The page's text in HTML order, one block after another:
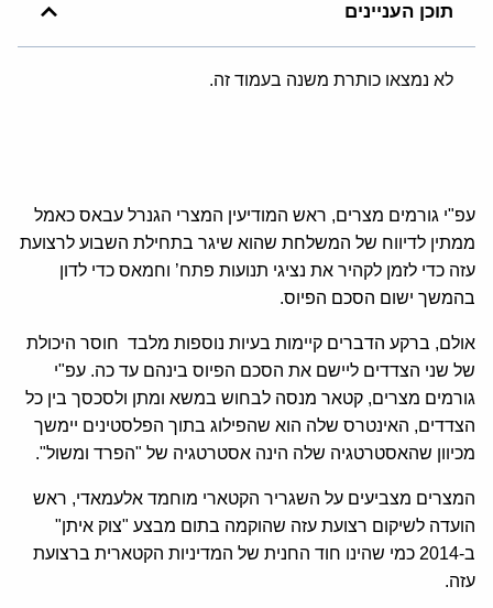
תוכן העניינים
לא נמצאו כותרת משנה בעמוד זה.
עפ"י גורמים מצרים, ראש המודיעין המצרי הגנרל עבאס כאמל
ממתין לדיווח של המשלחת שהוא שיגר בתחילת השבוע לרצועת
עזה כדי לזמן לקהיר את נציגי תנועות פתח’ וחמאס כדי לדון
בהמשך ישום הסכם הפיוס.
אולם, ברקע הדברים קיימות בעיות נוספות מלבד חוסר היכולת
של שני הצדדים ליישם את הסכם הפיוס בינהם עד כה. עפ"י
גורמים מצרים, קטאר מנסה לבחוש במשא ומתן ולסכסך בין כל
הצדדים, האינטרס שלה הוא שהפילוג בתוך הפלסטינים יימשך
מכיוון שהאסטרטגיה שלה הינה אסטרטגיה של "הפרד ומשול".
המצרים מצביעים על השגריר הקטארי מוחמד אלעמאדי, ראש
הועדה לשיקום רצועת עזה שהוקמה בתום מבצע "צוק איתן"
ב-2014 כמי שהינו חוד החנית של המדיניות הקטארית ברצועת
עזה.